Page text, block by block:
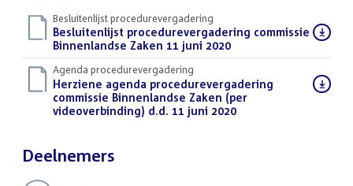
Besluitenlijst procedurevergadering
Download
bestand:
Besluitenlijst procedurevergadering commissie
Binnenlandse Zaken 11 juni 2020(PDF)
Agenda procedurevergadering
Download
bestand:
Herziene agenda procedurevergadering
commissie Binnenlandse Zaken (per
videoverbinding) d.d. 11 juni 2020(PDF)
Deelnemers